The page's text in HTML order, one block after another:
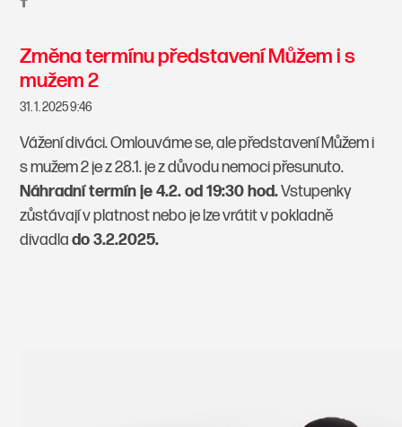
Změna termínu představení Můžem i s
mužem 2
31. 1. 2025 9:46
Vážení diváci. Omlouváme se, ale představení Můžem i
s mužem 2 je z 28.1. je z důvodu nemoci přesunuto.
Náhradní termín je 4.2. od 19:30 hod.Vstupenky
zůstávají v platnost nebo je lze vrátit v pokladně
divadlado 3.2.2025.